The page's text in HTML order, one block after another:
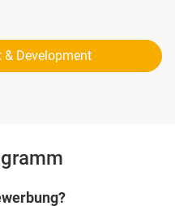
& Development